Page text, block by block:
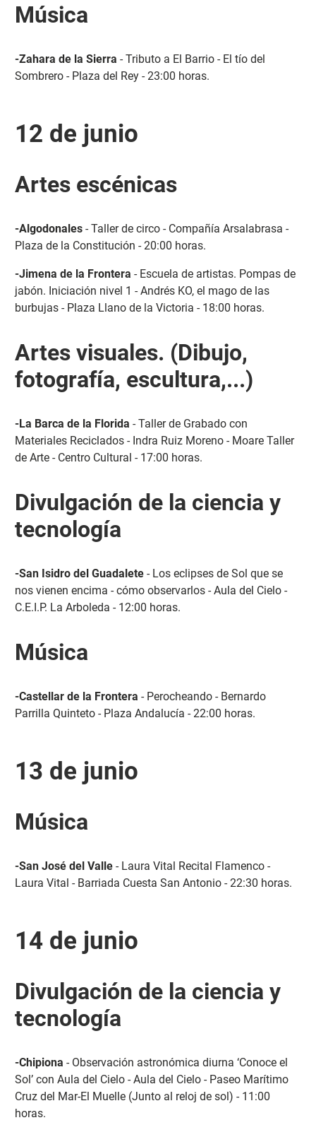
Música
-Zahara de la Sierra - Tributo a El Barrio - El tío del
Sombrero - Plaza del Rey - 23:00 horas.
12 de junio
Artes escénicas
-Algodonales- Taller de circo - Compañía Arsalabrasa -
Plaza de la Constitución - 20:00 horas.
-Jimena de la Frontera - Escuela de artistas. Pompas de
jabón. Iniciación nivel 1 - Andrés KO, el mago de las
burbujas - Plaza Llano de la Victoria - 18:00 horas.
Artes visuales. (Dibujo,
fotografía, escultura,...)
-La Barca de la Florida - Taller de Grabado con
Materiales Reciclados - Indra Ruiz Moreno - Moare Taller
de Arte - Centro Cultural - 17:00 horas.
Divulgación de la ciencia y
tecnología
-San Isidro del Guadalete- Los eclipses de Sol que se
nos vienen encima - cómo observarlos - Aula del Cielo -
C.E.I.P. La Arboleda - 12:00 horas.
Música
-Castellar de la Frontera - Perocheando - Bernardo
Parrilla Quinteto - Plaza Andalucía - 22:00 horas.
13 de junio
Música
-San José del Valle- Laura Vital Recital Flamenco -
Laura Vital - Barriada Cuesta San Antonio - 22:30 horas.
14 de junio
Divulgación de la ciencia y
tecnología
-Chipiona - Observación astronómica diurna ‘Conoce el
Sol’ con Aula del Cielo - Aula del Cielo - Paseo Marítimo
Cruz del Mar-El Muelle (Junto al reloj de sol) - 11:00
horas.